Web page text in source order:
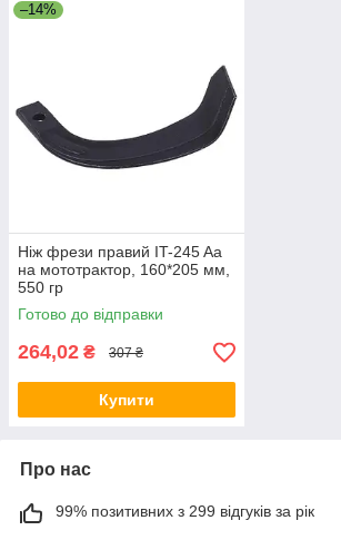
–14%
Ніж фрези правий IT-245 Aa
на мототрактор, 160*205 мм,
550 гр
Готово до відправки
264,02 ₴ 307 ₴
Купити
Про нас
99% позитивних з 299 відгуків за рік